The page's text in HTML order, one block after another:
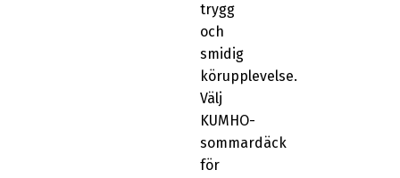
trygg
och
smidig
körupplevelse.
Välj
KUMHO-
sommardäck
för